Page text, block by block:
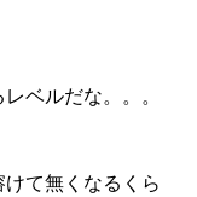
ベルだな。。。
て無くなるくら